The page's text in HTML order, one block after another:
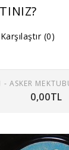
(0)
- ASKER
0,00TL